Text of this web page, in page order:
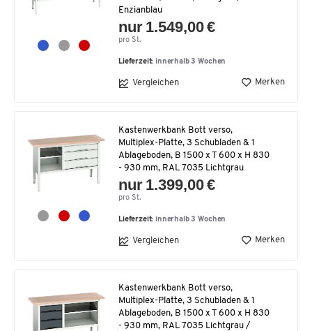
Enzianblau
nur 1.549,00 €
pro St.
Lieferzeit: innerhalb 3 Wochen
Vergleichen Merken
Kastenwerkbank Bott verso,
Multiplex-Platte, 3 Schubladen & 1
Ablageboden, B 1500 x T 600 x H 830
- 930 mm, RAL 7035 Lichtgrau
nur 1.399,00 €
pro St.
Lieferzeit: innerhalb 3 Wochen
Vergleichen Merken
Kastenwerkbank Bott verso,
Multiplex-Platte, 3 Schubladen & 1
Ablageboden, B 1500 x T 600 x H 830
- 930 mm, RAL 7035 Lichtgrau /